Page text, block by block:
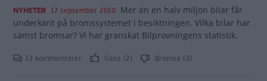
NYHETER 17 september 2010 Mer än en halv miljon bilar får
underkänt på bromssystemet i besiktningen. Vilka bilar har
sämst bromsar? Vi har granskat Bilprovningens statistik.
13 kommentarer Gasa (2) Bromsa (3)